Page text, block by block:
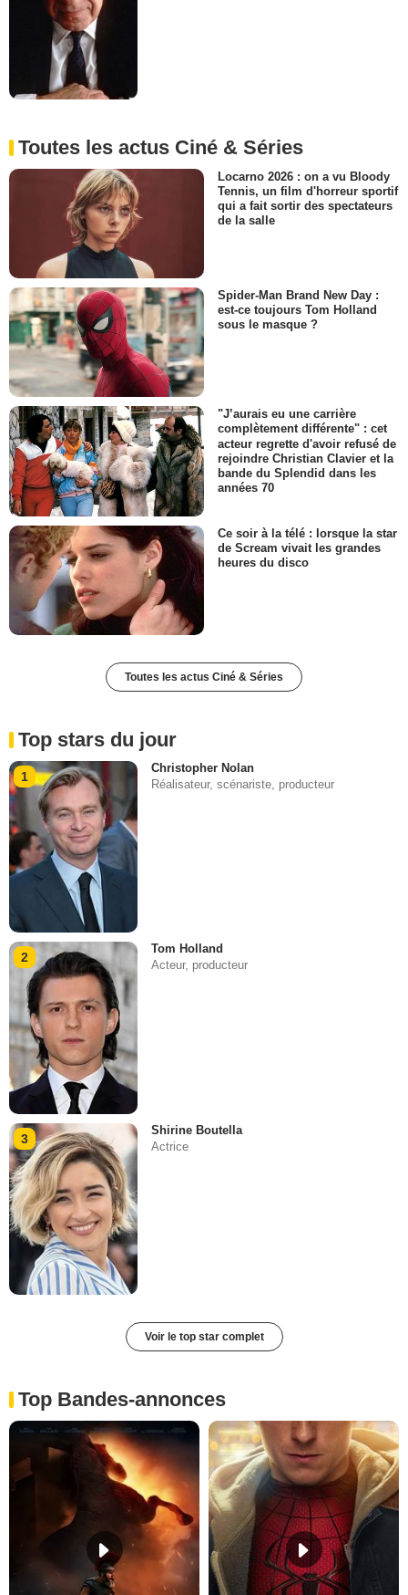
Toutes les actus Ciné & Séries
Locarno 2026 : on a vu Bloody
Tennis, un film d'horreur sportif
qui a fait sortir des spectateurs
de la salle
Spider-Man Brand New Day :
est-ce toujours Tom Holland
sous le masque ?
"J’aurais eu une carrière
complètement différente" : cet
acteur regrette d'avoir refusé de
rejoindre Christian Clavier et la
bande du Splendid dans les
années 70
Ce soir à la télé : lorsque la star
de Scream vivait les grandes
heures du disco
Toutes les actus Ciné & Séries
Top stars du jour
1
Christopher Nolan
Réalisateur, scénariste, producteur
2
Tom Holland
Acteur, producteur
3
Shirine Boutella
Actrice
Voir le top star complet
Top Bandes-annonces